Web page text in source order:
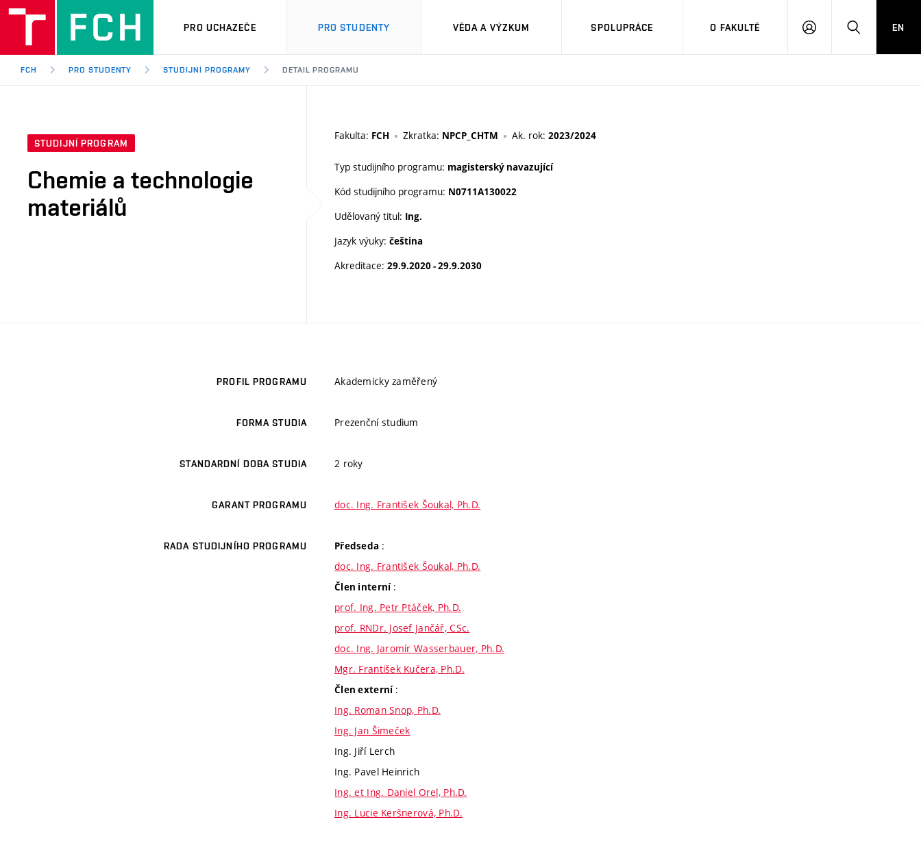
PRO UCHAZEČE PRO STUDENTY VĚDA A VÝZKUM SPOLUPRÁCE O FAKULTĚ
PŘIHLÁSITHLEDAT
EN
FCH PRO STUDENTY STUDIJNÍ PROGRAMY DETAIL PROGRAMU
STUDIJNÍ PROGRAM
Chemie a technologie
materiálů
Fakulta: FCH Zkratka: NPCP_CHTM Ak. rok: 2023/2024
Typ studijního programu: magisterský navazující
Kód studijního programu: N0711A130022
Udělovaný titul: Ing.
Jazyk výuky: čeština
Akreditace: 29.9.2020 - 29.9.2030
PROFIL PROGRAMU Akademicky zaměřený
FORMA STUDIA Prezenční studium
STANDARDNÍ DOBA STUDIA 2 roky
GARANT PROGRAMU doc. Ing. František Šoukal, Ph.D.
RADA STUDIJNÍHO PROGRAMU Předseda :
doc. Ing. František Šoukal, Ph.D.
Člen interní :
prof. Ing. Petr Ptáček, Ph.D.
prof. RNDr. Josef Jančář, CSc.
doc. Ing. Jaromír Wasserbauer, Ph.D.
Mgr. František Kučera, Ph.D.
Člen externí :
Ing. Roman Snop, Ph.D.
Ing. Jan Šimeček
Ing. Jiří Lerch
Ing. Pavel Heinrich
Ing. et Ing. Daniel Orel, Ph.D.
Ing. Lucie Keršnerová, Ph.D.